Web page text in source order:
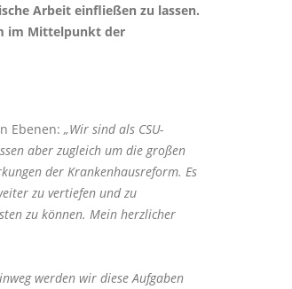
Arbeit einfließen zu lassen.
im Mittelpunkt der
Ebenen: Wir sind als CSU-
aber zugleich um die großen
der Krankenhausreform. Es
zu vertiefen und zu
zu können. Mein herzlicher
werden wir diese Aufgaben